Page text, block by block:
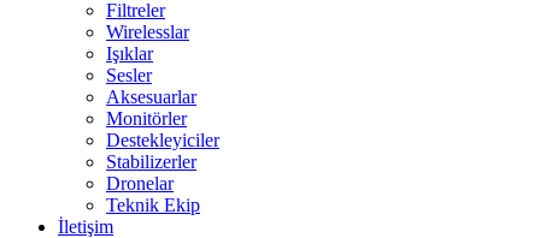
Filtreler
Wirelesslar
Işıklar
Sesler
Aksesuarlar
Monitörler
Destekleyiciler
Stabilizerler
Dronelar
Teknik Ekip
İletişim